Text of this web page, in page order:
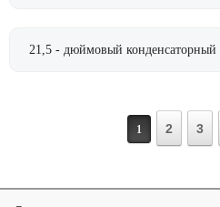
21,5 - дюймовый конденсаторный
1 2 3